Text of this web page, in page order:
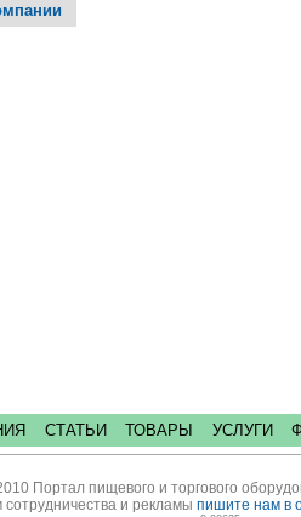
СТАТЬИ ТОВАРЫ УСЛУГИ
Портал пищевого и торгового
сотрудничества и рекламы пишите нам в